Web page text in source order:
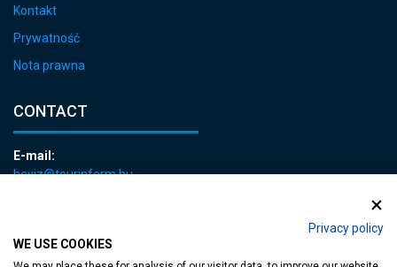
Privacy policy
WE USE COOKIES
Kontakt
Prywatność
Nota prawna
CONTACT
E-mail:
heviz@tourinform.hu